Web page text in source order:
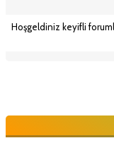
Hoşgeldiniz keyifli